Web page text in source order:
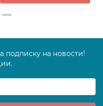
подписку на новости!